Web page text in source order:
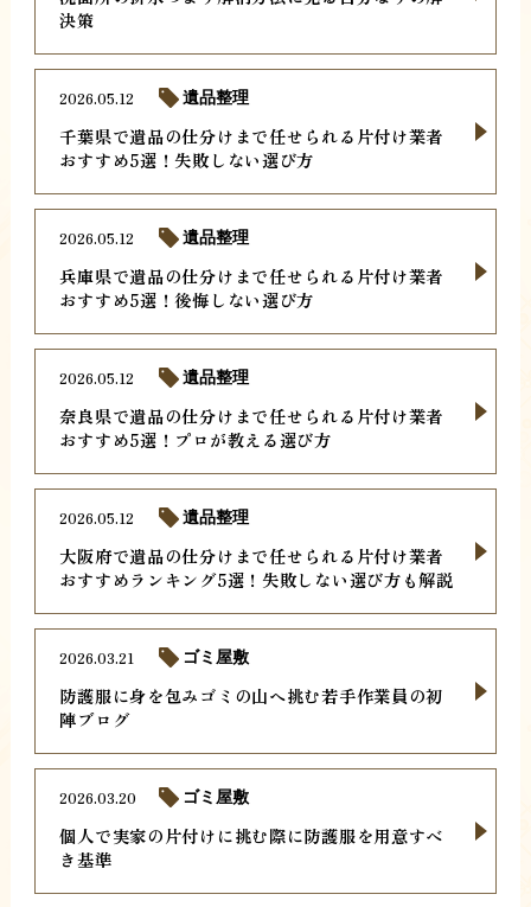
決策
千葉県で遺品の仕分けまで任せられる片付け業者
おすすめ5選！失敗しない選び方
2026.05.12 遺品整理
兵庫県で遺品の仕分けまで任せられる片付け業者
おすすめ5選！後悔しない選び方
2026.05.12 遺品整理
奈良県で遺品の仕分けまで任せられる片付け業者
おすすめ5選！プロが教える選び方
2026.05.12 遺品整理
大阪府で遺品の仕分けまで任せられる片付け業者
おすすめランキング5選！失敗しない選び方も解説
2026.05.12 遺品整理
防護服に身を包みゴミの山へ挑む若手作業員の初
陣ブログ
2026.03.21 ゴミ屋敷
個人で実家の片付けに挑む際に防護服を用意すべ
き基準
2026.03.20 ゴミ屋敷